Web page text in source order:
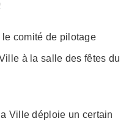
le comité de pilotage
à la salle des fêtes du
Ville déploie un certain